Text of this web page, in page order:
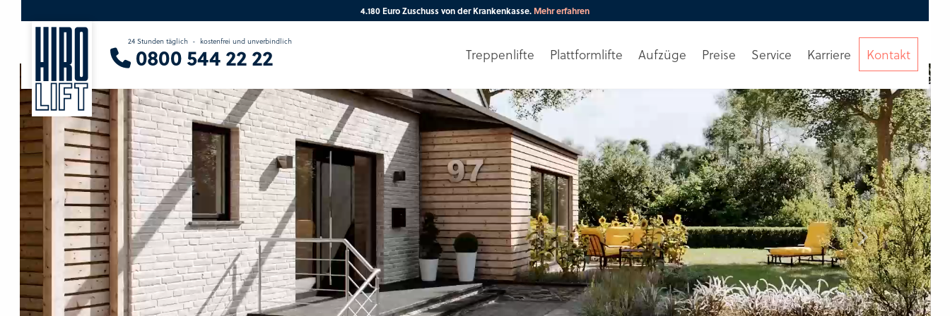
4.180 Euro Zuschuss von der Krankenkasse. Mehr erfahren
24 Stunden täglich - kostenfrei und unverbindlich
0800 544 22 22 Treppenlifte Plattformlifte Aufzüge Preise Service Karriere Kontakt
Sie suchen eine Beratung vor Ort?
Wir finden Ihren Ansprechpartner.
Ihre PLZ Beratunganfordern